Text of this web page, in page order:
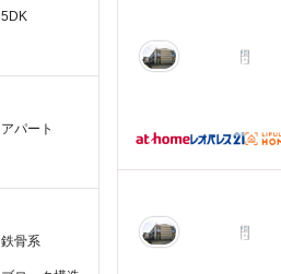
5DK
アパート
鉄骨系